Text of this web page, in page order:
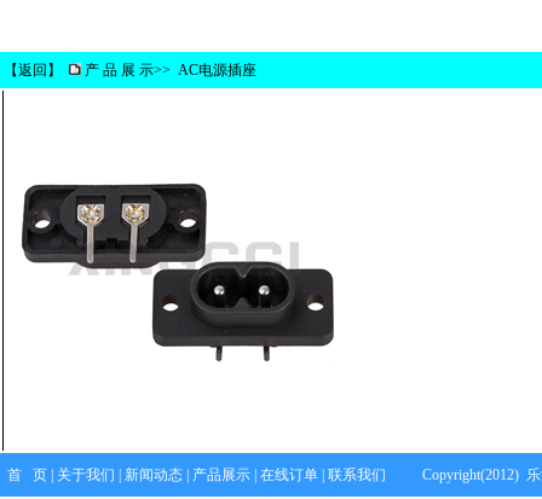
【返回 】 产 品 展 示>> AC电源插座
首 页 关于我们 新闻动态 产品展示 在线订单 联系我们 Copyright(2012)